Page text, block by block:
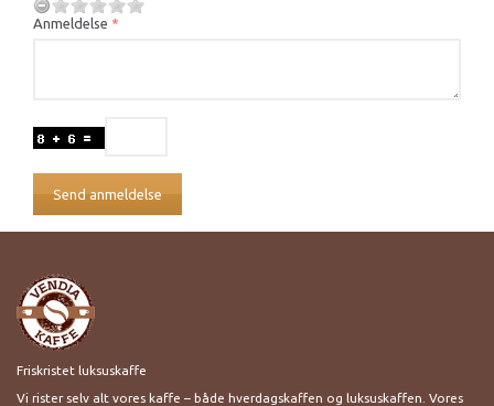
Anmeldelse
Send anmeldelse
Friskristet luksuskaffe
Vi rister selv alt vores kaffe – både hverdagskaffen og luksuskaffen. Vores